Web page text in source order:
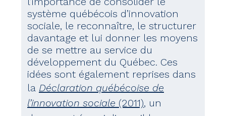
système québécois d’innovation
sociale, le reconnaître, le structurer
davantage et lui donner les moyens
de se mettre au service du
développement du Québec. Ces
idées sont également reprises dans
la Déclaration québécoise de
l’innovation sociale (2011), un